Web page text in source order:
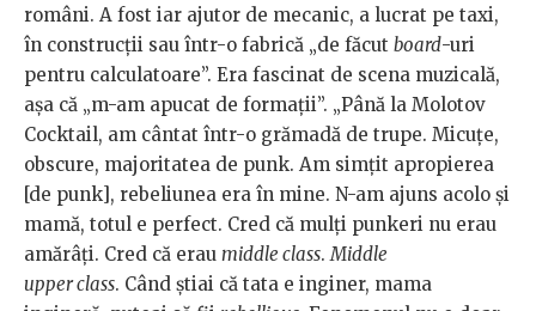
români. A fost iar ajutor de mecanic, a lucrat pe taxi,
în construcţii sau într-o fabrică „de făcut board-uri
pentru calculatoare”. Era fascinat de scena muzicală,
așa că „m-am apucat de formații”. „Până la Molotov
Cocktail, am cântat într-o grămadă de trupe. Micuţe,
obscure, majoritatea de punk. Am simţit apropierea
[de punk], rebeliunea era în mine. N-am ajuns acolo şi
mamă, totul e perfect. Cred că mulţi punkeri nu erau
amărâţi. Cred că erau middle class.Middle
upper class. Când ştiai că tata e inginer, mama